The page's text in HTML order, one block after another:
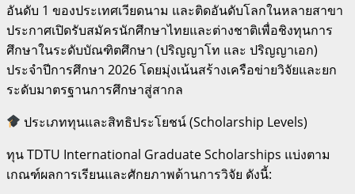
อันดับ 1 ของประเทศเวียดนาม และติดอันดับโลกในหลายสาขา
ประกาศเปิดรับสมัครนักศึกษาไทยและต่างชาติเพื่อชิงทุนการ
ศึกษาในระดับบัณฑิตศึกษา (ปริญญาโท และ ปริญญาเอก)
ประจำปีการศึกษา 2026 โดยมุ่งเน้นสร้างเครือข่ายวิจัยและยก
ระดับมาตรฐานการศึกษาสู่สากล
ประเภททุนและสิทธิประโยชน์ (Scholarship Levels)
ทุน TDTU International Graduate Scholarships แบ่งตาม
เกณฑ์ผลการเรียนและศักยภาพด้านการวิจัย ดังนี้: